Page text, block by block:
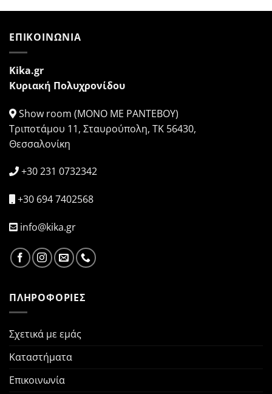
ΕΠΙΚΟΙΝΩΝΙΑ
Kika.gr
Κυριακή Πολυχρονίδου
Show room (ΜΟΝΟ ΜΕ ΡΑΝΤΕΒΟΥ)
Τριποτάμου 11, Σταυρούπολη, ΤΚ 56430,
Θεσσαλονίκη
+30 231 0732342
+30 694 7402568
info@kika.gr
ΠΛΗΡΟΦΟΡΙΕΣ
Σχετικά με εμάς
Καταστήματα
Επικοινωνία